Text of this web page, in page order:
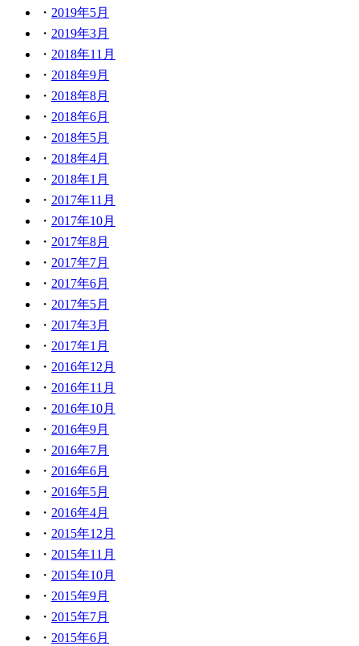
2019年5月
2019年3月
2018年11月
2018年9月
2018年8月
2018年6月
2018年5月
2018年4月
2018年1月
2017年11月
2017年10月
2017年8月
2017年7月
2017年6月
2017年5月
2017年3月
2017年1月
2016年12月
2016年11月
2016年10月
2016年9月
2016年7月
2016年6月
2016年5月
2016年4月
2015年12月
2015年11月
2015年10月
2015年9月
2015年7月
2015年6月